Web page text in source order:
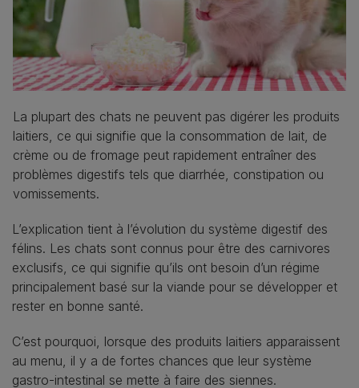
La plupart des chats ne peuvent pas digérer les produits
laitiers, ce qui signifie que la consommation de lait, de
crème ou de fromage peut rapidement entraîner des
problèmes digestifs tels que diarrhée, constipation ou
vomissements.
L’explication tient à l’évolution du système digestif des
félins. Les chats sont connus pour être des carnivores
exclusifs, ce qui signifie qu’ils ont besoin d’un régime
principalement basé sur la viande pour se développer et
rester en bonne santé.
C’est pourquoi, lorsque des produits laitiers apparaissent
au menu, il y a de fortes chances que leur système
gastro-intestinal se mette à faire des siennes.